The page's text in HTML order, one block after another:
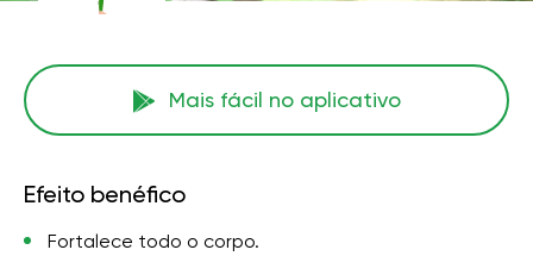
Mais fácil no aplicativo
Efeito benéfico
Fortalece todo o corpo.